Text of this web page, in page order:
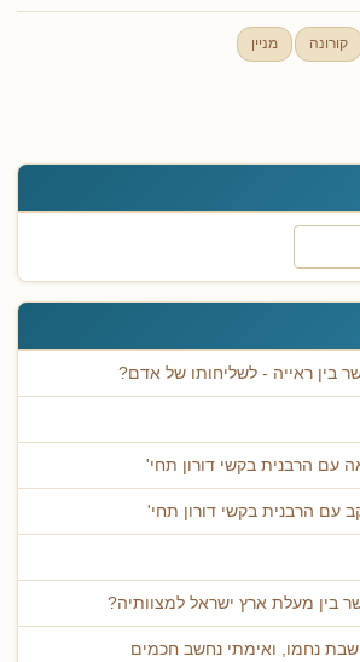
בין ראייה - לשליחותו של אדם?
עם הרבנית בקשי דורון תחי'
עם הרבנית בקשי דורון תחי'
בין מעלת ארץ ישראל למצוותיה?
נחמו, ואימתי נחשב חכמים
קורונה מניין